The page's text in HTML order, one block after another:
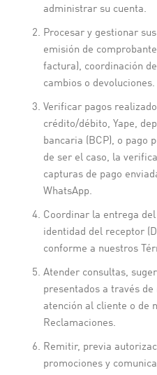
administrar su cuenta.
Procesar y gestionar
emisión de
factura), coordinación
cambios o devoluciones.
Verificar pagos
crédito/débito, Yape,
bancaria (BCP), o pago
de ser el caso, la
capturas de pago
WhatsApp.
Coordinar la entrega
identidad del receptor
conforme a nuestros
Atender consultas,
presentados a través de
atención al cliente o de
Reclamaciones.
Remitir, previa
promociones y